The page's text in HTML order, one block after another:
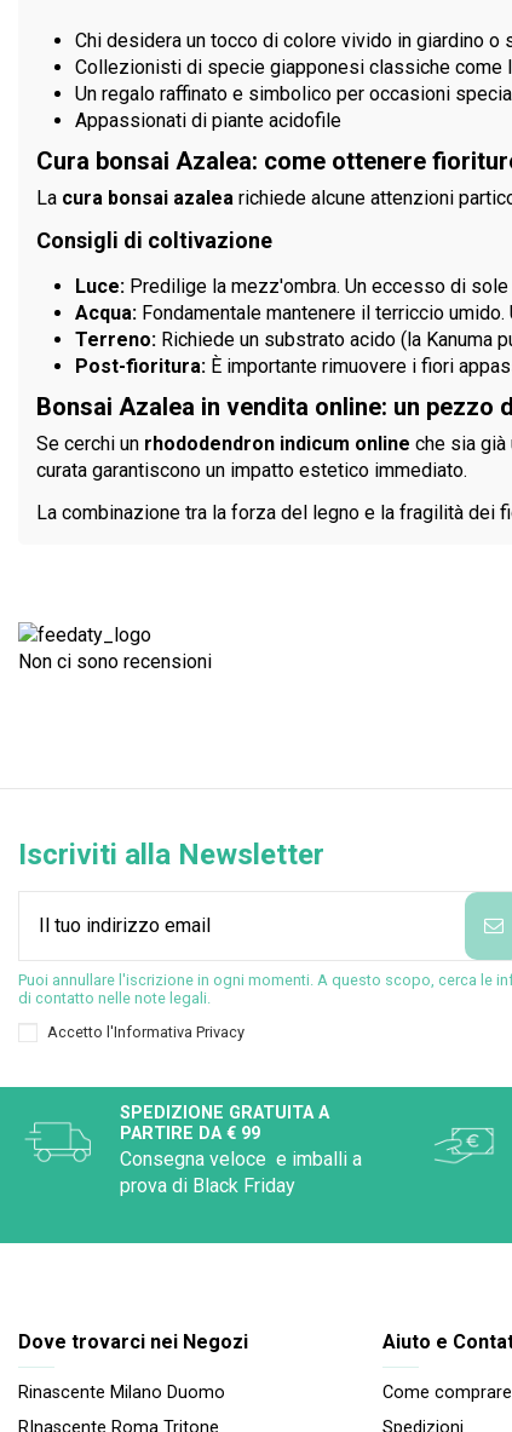
Chi desidera un tocco di colore vivido in giardino o
Collezionisti di specie giapponesi classiche come
Un regalo raffinato e simbolico per occasioni
Appassionati di piante acidofile
Cura bonsai Azalea: come ottenere
La cura bonsai azalea richiede alcune attenzioni
Consigli di coltivazione
Luce: Predilige la mezz'ombra. Un eccesso di
Acqua: Fondamentale mantenere il terriccio
Terreno: Richiede un substrato acido (la Kanuma
Post-fioritura: È importante rimuovere i fiori
Bonsai Azalea in vendita online: un pezzo
Se cerchi un rhododendron indicum online che sia già
curata garantiscono un impatto estetico immediato.
La combinazione tra la forza del legno e la fragilità dei
Non ci sono recensioni
Iscriviti alla Newsletter
Puoi annullare l'iscrizione in ogni momenti. A questo scopo, cerca le
di contatto nelle note legali.
Accetto l'Informativa Privacy
SPEDIZIONE GRATUITA A
PARTIRE DA € 99
Consegna veloce e imballi a
prova di Black Friday
Dove trovarci nei Negozi
Rinascente Milano Duomo
RInascente Roma Tritone
Aiuto e
Come comprare
Spedizioni